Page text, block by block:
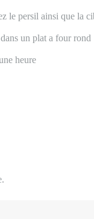
le persil ainsi que la
un plat a four rond
heure